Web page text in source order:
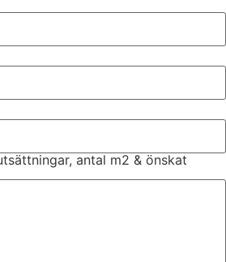
antal m2 & önskat